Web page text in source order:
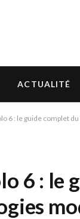
ACTUALITÉ
6 : le guide complet
6 : le